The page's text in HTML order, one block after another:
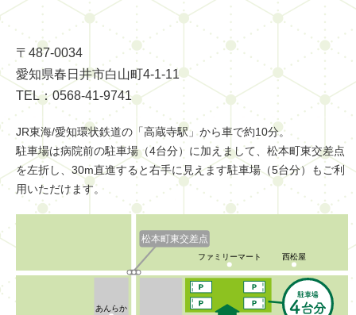
〒487-0034
愛知県春日井市白山町4-1-11
TEL：0568-41-9741
JR東海/愛知環状鉄道の「高蔵寺駅」から車で約10分。
駐車場は病院前の駐車場（4台分）に加えまして、松本町東交差点
を左折し、30m直進すると右手に見えます駐車場（5台分）もご利
用いただけます。